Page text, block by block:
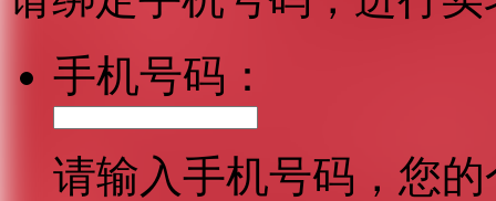
手机号码：
请输入手机号码，您